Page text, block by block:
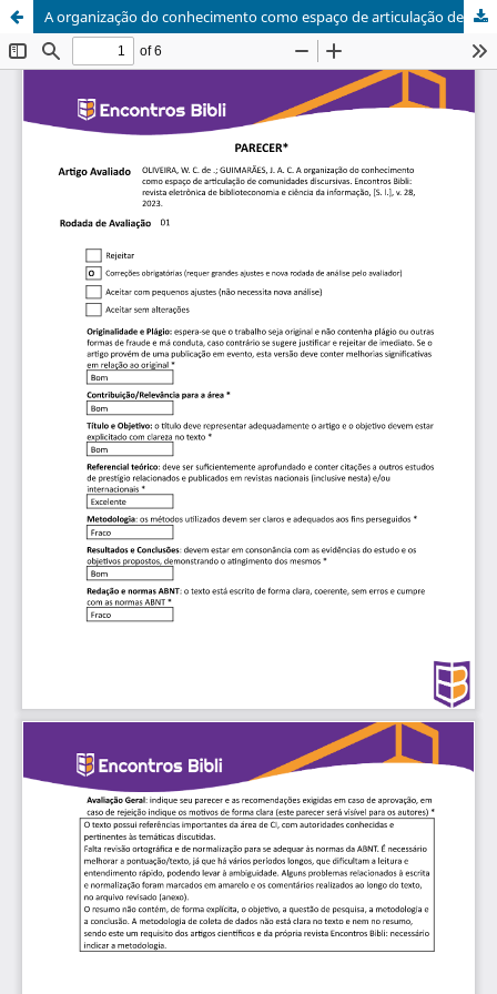
A organização do conhecimento como espaço de articulação de comunidades discursivas